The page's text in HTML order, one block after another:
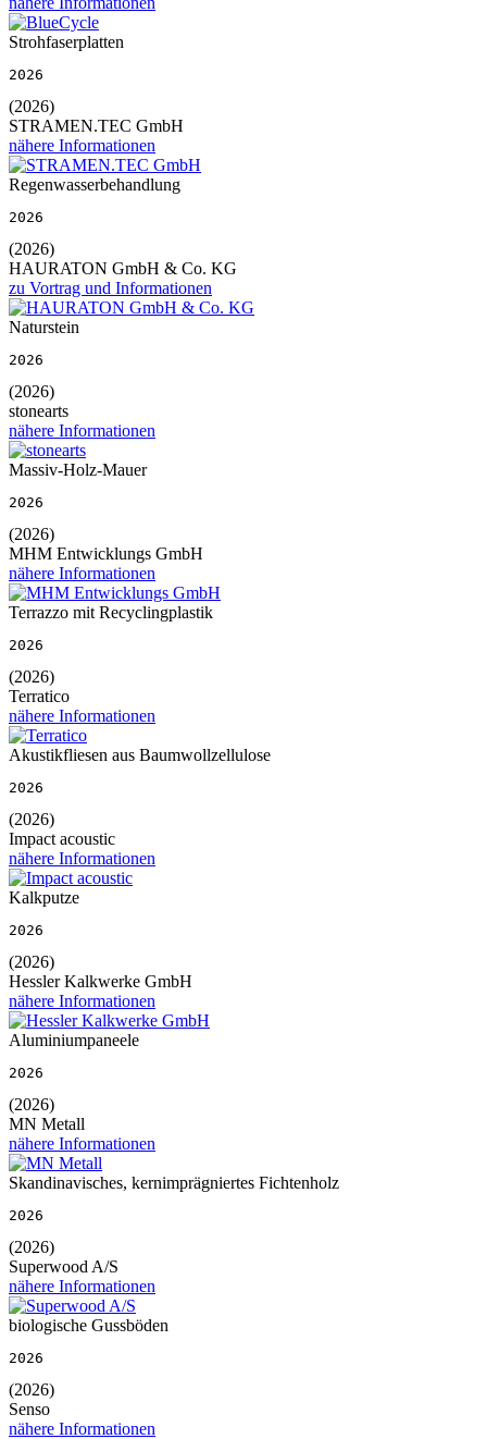
Strohfaserplatten
2026
(2026)
STRAMEN.TEC GmbH
nähere Informationen
Regenwasserbehandlung
2026
(2026)
HAURATON GmbH & Co. KG
zu Vortrag und Informationen
Naturstein
2026
(2026)
stonearts
nähere Informationen
Massiv-Holz-Mauer
2026
(2026)
MHM Entwicklungs GmbH
nähere Informationen
Terrazzo mit Recyclingplastik
2026
(2026)
Terratico
nähere Informationen
Akustikfliesen aus Baumwollzellulose
2026
(2026)
Impact acoustic
nähere Informationen
Kalkputze
2026
(2026)
Hessler Kalkwerke GmbH
nähere Informationen
Aluminiumpaneele
2026
(2026)
MN Metall
nähere Informationen
Skandinavisches, kernimprägniertes Fichtenholz
2026
(2026)
Superwood A/S
nähere Informationen
biologische Gussböden
2026
(2026)
Senso
nähere Informationen